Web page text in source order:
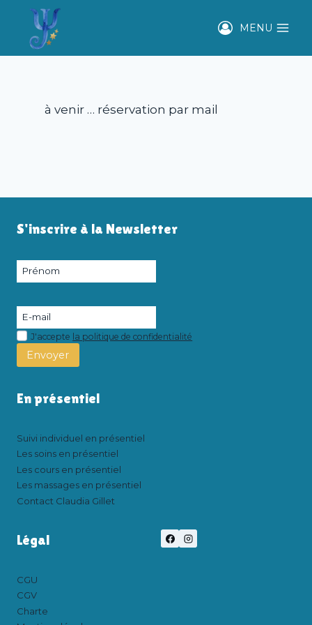
contenu
MENU
à venir … réservation par mail
S'inscrire à la Newsletter
J'accepte la politique de confidentialité
Envoyer
En présentiel
Suivi individuel en présentiel
Les soins en présentiel
Les cours en présentiel
Les massages en présentiel
Contact Claudia Gillet
Légal
CGU
CGV
Charte